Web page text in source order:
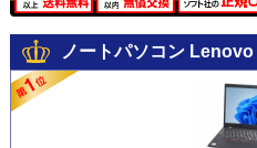
ノートパソコン